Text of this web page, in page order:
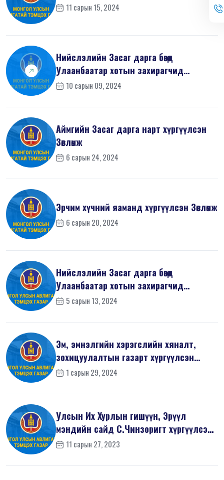
11 сарын 15, 2024
Нийслэлийн Засаг дарга бөгөөд
Улаанбаатар хотын захирагчид
хүргүүлсэн ...
10 сарын 09, 2024
Аймгийн Засаг дарга нарт хүргүүлсэн
Зөвлөмж
6 сарын 24, 2024
Эрчим хүчний яаманд хүргүүлсэн Зөвлөмж
6 сарын 20, 2024
Нийслэлийн Засаг дарга бөгөөд
Улаанбаатар хотын захирагчид
хүргүүлсэн ...
5 сарын 13, 2024
Эм, эмнэлгийн хэрэгслийн хяналт,
зохицуулалтын газарт хүргүүлсэн
Зөвлө...1 сарын 29, 2024
Улсын Их Хурлын гишүүн, Эрүүл
мэндийн сайд С.Чинзоригт хүргүүлсэн
Зөвл...11 сарын 27, 2023